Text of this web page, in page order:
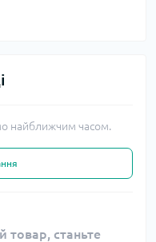
найближчим часом.
товар, станьте